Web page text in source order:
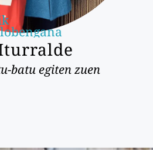
lobengana
batu egiten zuen